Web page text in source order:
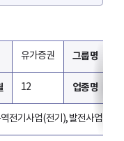
유가증권 그룹명
12 업종명
전기사업(전기), 발전사업(전